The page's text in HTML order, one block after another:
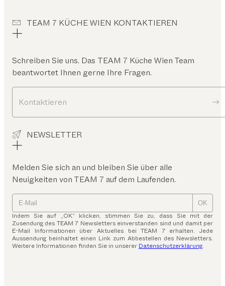
TEAM 7 KÜCHE WIEN KONTAKTIEREN
Schreiben Sie uns. Das TEAM 7 Küche Wien Team
beantwortet Ihnen gerne Ihre Fragen.
Kontaktieren
NEWSLETTER
Melden Sie sich an und bleiben Sie über alle
Neuigkeiten von TEAM 7 auf dem Laufenden.
OK
Indem Sie auf „OK“ klicken, stimmen Sie zu, dass Sie mit der
Zusendung des TEAM 7 Newsletters einverstanden sind und damit per
E-Mail Informationen über Aktuelles bei TEAM 7 erhalten. Jede
Aussendung beinhaltet einen Link zum Abbestellen des Newsletters.
Weitere Informationen finden Sie in unserer Datenschutzerklärung.